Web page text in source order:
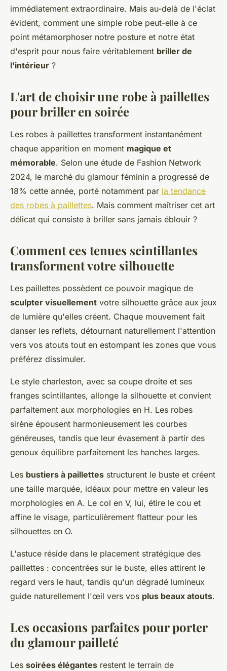
immédiatement extraordinaire. Mais au-delà de l'éclat
évident, comment une simple robe peut-elle à ce
point métamorphoser notre posture et notre état
d'esprit pour nous faire véritablement briller de
l'intérieur ?
L'art de choisir une robe à paillettes
pour briller en soirée
Les robes à paillettes transforment instantanément
chaque apparition en moment magique et
mémorable. Selon une étude de Fashion Network
2024, le marché du glamour féminin a progressé de
18% cette année, porté notamment par la tendance
des robes à paillettes. Mais comment maîtriser cet art
délicat qui consiste à briller sans jamais éblouir ?
Comment ces tenues scintillantes
transforment votre silhouette
Les paillettes possèdent ce pouvoir magique de
sculpter visuellement votre silhouette grâce aux jeux
de lumière qu'elles créent. Chaque mouvement fait
danser les reflets, détournant naturellement l'attention
vers vos atouts tout en estompant les zones que vous
préférez dissimuler.
Le style charleston, avec sa coupe droite et ses
franges scintillantes, allonge la silhouette et convient
parfaitement aux morphologies en H. Les robes
sirène épousent harmonieusement les courbes
généreuses, tandis que leur évasement à partir des
genoux équilibre parfaitement les hanches larges.
Les bustiers à paillettes structurent le buste et créent
une taille marquée, idéaux pour mettre en valeur les
morphologies en A. Le col en V, lui, étire le cou et
affine le visage, particulièrement flatteur pour les
silhouettes en O.
L'astuce réside dans le placement stratégique des
paillettes : concentrées sur le buste, elles attirent le
regard vers le haut, tandis qu'un dégradé lumineux
guide naturellement l'œil vers vos plus beaux atouts.
Les occasions parfaites pour porter
du glamour pailleté
Les soirées élégantes restent le terrain de